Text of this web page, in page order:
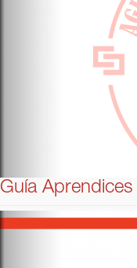
Guía Aprendices